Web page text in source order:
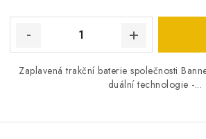
Zaplavená trakční baterie společnosti
duální technologie -...